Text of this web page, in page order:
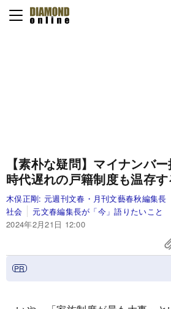
【素朴な疑問】マイナンバー
時代遅れの戸籍制度も温存
木俣正剛: 元週刊文春・月刊文藝春秋編集長
社会
元文春編集長が「今」語りたいこと
2024年2月21日 12:00